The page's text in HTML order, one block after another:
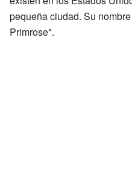
pequeña ciudad. Su
Primrose".